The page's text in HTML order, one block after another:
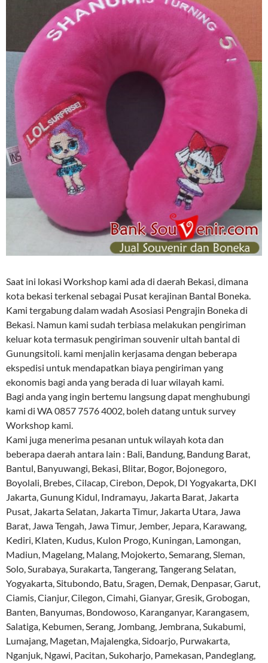
Saat ini lokasi Workshop kami ada di daerah Bekasi, dimana
kota bekasi terkenal sebagai Pusat kerajinan Bantal Boneka.
Kami tergabung dalam wadah Asosiasi Pengrajin Boneka di
Bekasi. Namun kami sudah terbiasa melakukan pengiriman
keluar kota termasuk pengiriman souvenir ultah bantal di
Gunungsitoli. kami menjalin kerjasama dengan beberapa
ekspedisi untuk mendapatkan biaya pengiriman yang
ekonomis bagi anda yang berada di luar wilayah kami.
Bagi anda yang ingin bertemu langsung dapat menghubungi
kami di WA 0857 7576 4002, boleh datang untuk survey
Workshop kami.
Kami juga menerima pesanan untuk wilayah kota dan
beberapa daerah antara lain : Bali, Bandung, Bandung Barat,
Bantul, Banyuwangi, Bekasi, Blitar, Bogor, Bojonegoro,
Boyolali, Brebes, Cilacap, Cirebon, Depok, DI Yogyakarta, DKI
Jakarta, Gunung Kidul, Indramayu, Jakarta Barat, Jakarta
Pusat, Jakarta Selatan, Jakarta Timur, Jakarta Utara, Jawa
Barat, Jawa Tengah, Jawa Timur, Jember, Jepara, Karawang,
Kediri, Klaten, Kudus, Kulon Progo, Kuningan, Lamongan,
Madiun, Magelang, Malang, Mojokerto, Semarang, Sleman,
Solo, Surabaya, Surakarta, Tangerang, Tangerang Selatan,
Yogyakarta, Situbondo, Batu, Sragen, Demak, Denpasar, Garut,
Ciamis, Cianjur, Cilegon, Cimahi, Gianyar, Gresik, Grobogan,
Banten, Banyumas, Bondowoso, Karanganyar, Karangasem,
Salatiga, Kebumen, Serang, Jombang, Jembrana, Sukabumi,
Lumajang, Magetan, Majalengka, Sidoarjo, Purwakarta,
Nganjuk, Ngawi, Pacitan, Sukoharjo, Pamekasan, Pandeglang,